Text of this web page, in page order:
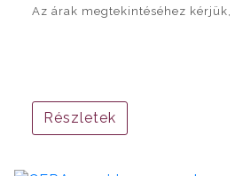
Az árak megtekintéséhez kérjük,
Részletek